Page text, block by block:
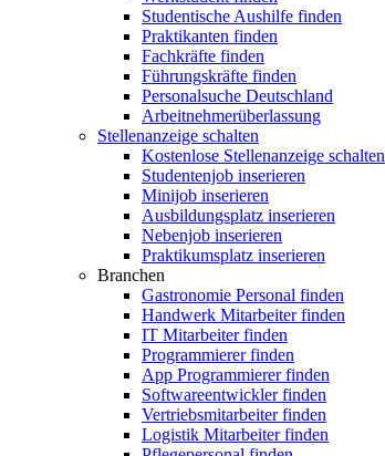
Studentische Aushilfe finden
Praktikanten finden
Fachkräfte finden
Führungskräfte finden
Personalsuche Deutschland
Arbeitnehmerüberlassung
Stellenanzeige schalten
Kostenlose Stellenanzeige schalten
Studentenjob inserieren
Minijob inserieren
Ausbildungsplatz inserieren
Nebenjob inserieren
Praktikumsplatz inserieren
Branchen
Gastronomie Personal finden
Handwerk Mitarbeiter finden
IT Mitarbeiter finden
Programmierer finden
App Programmierer finden
Softwareentwickler finden
Vertriebsmitarbeiter finden
Logistik Mitarbeiter finden